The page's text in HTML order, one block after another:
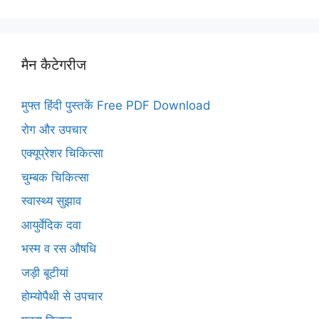
मैन कैटेगरीज
मुफ्त हिंदी पुस्तकें Free PDF Download
रोग और उपचार
एक्यूप्रेशर चिकित्सा
चुम्बक चिकित्सा
स्वास्थ्य सुझाव
आयुर्वेदिक दवा
भस्म व रस औषधि
जड़ी बूटीयां
होम्योपैथी से उपचार